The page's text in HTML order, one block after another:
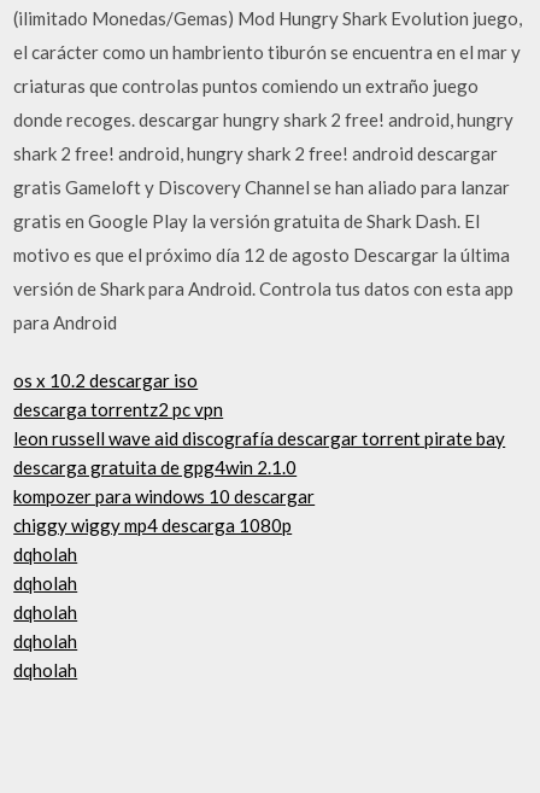
(ilimitado Monedas/Gemas) Mod Hungry Shark Evolution juego,
el carácter como un hambriento tiburón se encuentra en el mar y
criaturas que controlas puntos comiendo un extraño juego
donde recoges. descargar hungry shark 2 free! android, hungry
shark 2 free! android, hungry shark 2 free! android descargar
gratis Gameloft y Discovery Channel se han aliado para lanzar
gratis en Google Play la versión gratuita de Shark Dash. El
motivo es que el próximo día 12 de agosto Descargar la última
versión de Shark para Android. Controla tus datos con esta app
para Android
os x 10.2 descargar iso
descarga torrentz2 pc vpn
leon russell wave aid discografía descargar torrent pirate bay
descarga gratuita de gpg4win 2.1.0
kompozer para windows 10 descargar
chiggy wiggy mp4 descarga 1080p
dqholah
dqholah
dqholah
dqholah
dqholah